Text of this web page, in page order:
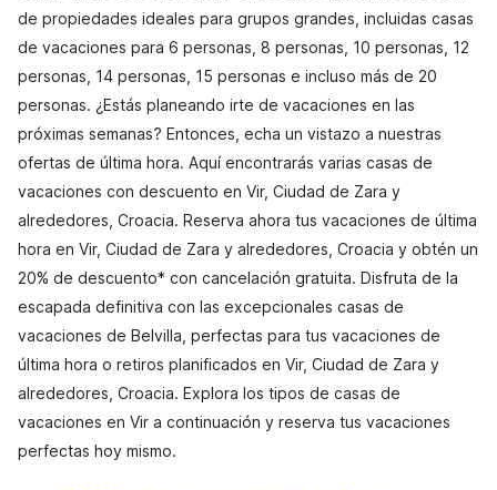
de propiedades ideales para grupos grandes, incluidas casas
de vacaciones para 6 personas, 8 personas, 10 personas, 12
personas, 14 personas, 15 personas e incluso más de 20
personas. ¿Estás planeando irte de vacaciones en las
próximas semanas? Entonces, echa un vistazo a nuestras
ofertas de última hora. Aquí encontrarás varias casas de
vacaciones con descuento en Vir, Ciudad de Zara y
alrededores, Croacia. Reserva ahora tus vacaciones de última
hora en Vir, Ciudad de Zara y alrededores, Croacia y obtén un
20% de descuento* con cancelación gratuita. Disfruta de la
escapada definitiva con las excepcionales casas de
vacaciones de Belvilla, perfectas para tus vacaciones de
última hora o retiros planificados en Vir, Ciudad de Zara y
alrededores, Croacia. Explora los tipos de casas de
vacaciones en Vir a continuación y reserva tus vacaciones
perfectas hoy mismo.